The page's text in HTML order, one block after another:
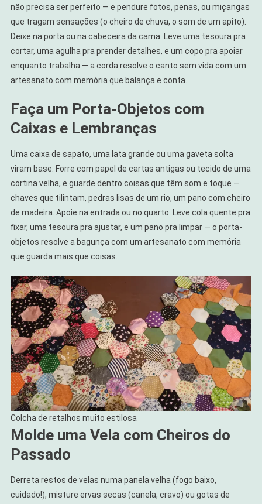
não precisa ser perfeito — e pendure fotos, penas, ou miçangas
que tragam sensações (o cheiro de chuva, o som de um apito).
Deixe na porta ou na cabeceira da cama. Leve uma tesoura pra
cortar, uma agulha pra prender detalhes, e um copo pra apoiar
enquanto trabalha — a corda resolve o canto sem vida com um
artesanato com memória que balança e conta.
Faça um Porta-Objetos com
Caixas e Lembranças
Uma caixa de sapato, uma lata grande ou uma gaveta solta
viram base. Forre com papel de cartas antigas ou tecido de uma
cortina velha, e guarde dentro coisas que têm som e toque —
chaves que tilintam, pedras lisas de um rio, um pano com cheiro
de madeira. Apoie na entrada ou no quarto. Leve cola quente pra
fixar, uma tesoura pra ajustar, e um pano pra limpar — o porta-
objetos resolve a bagunça com um artesanato com memória
que guarda mais que coisas.
Colcha de retalhos muito estilosa
Molde uma Vela com Cheiros do
Passado
Derreta restos de velas numa panela velha (fogo baixo,
cuidado!), misture ervas secas (canela, cravo) ou gotas de